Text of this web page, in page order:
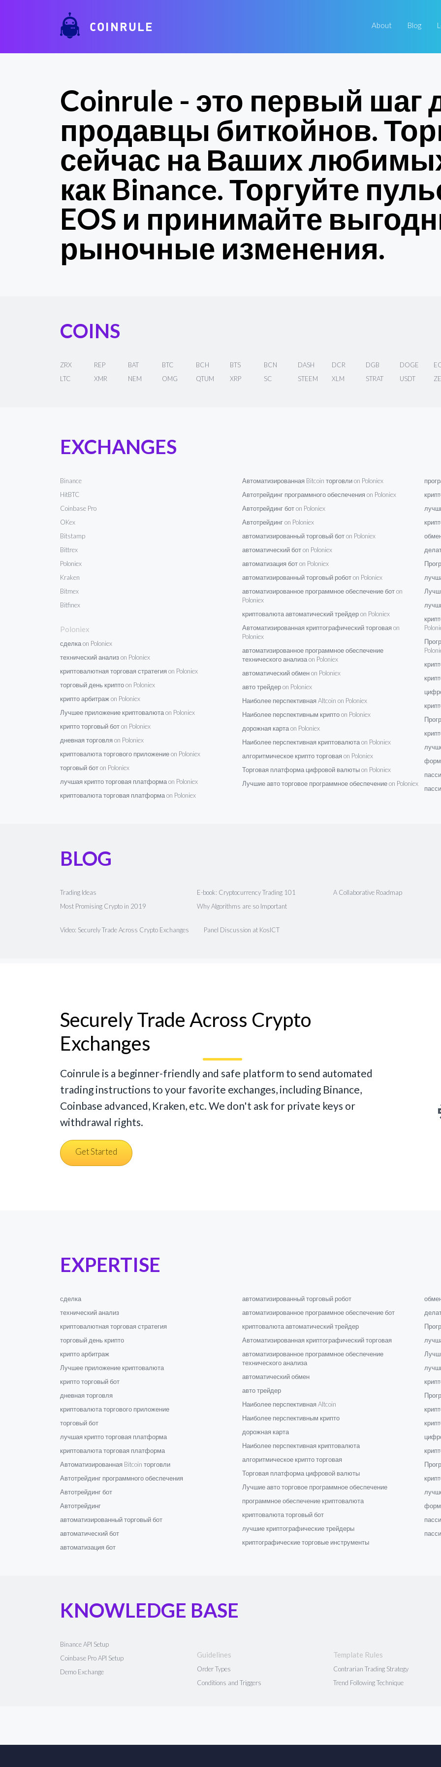
COINRULE About Blog
Coinrule - это первый шаг
продавцы биткойнов.
сейчас на Ваших
как Binance. Торгуйте
EOS и принимайте
рыночные изменения.
EXCHANGES
Binance
HitBTC
Coinbase Pro
OKex
Bitstamp
Bittrex
Poloniex
Kraken
Bitmex
Bitfinex
Poloniex
сделка on Poloniex
технический анализ on Poloniex
криптовалютная торговая стратегия on Poloniex
торговый день крипто on Poloniex
крипто арбитраж on Poloniex
Лучшее приложение криптовалюта on Poloniex
крипто торговый бот on Poloniex
дневная торговля on Poloniex
криптовалюта торгового приложение on Poloniex
торговый бот on Poloniex
лучшая крипто торговая платформа on Poloniex
криптовалюта торговая платформа on Poloniex
Автоматизированная Bitcoin торговли on Poloniex
Автотрейдинг программного обеспечения on Poloniex
Автотрейдинг бот on Poloniex
Автотрейдинг on Poloniex
автоматизированный торговый бот on Poloniex
автоматический бот on Poloniex
автоматизация бот on Poloniex
автоматизированный торговый робот on Poloniex
автоматизированное программное обеспечение бот on
Poloniex
криптовалюта автоматический трейдер on Poloniex
Автоматизированная криптографический торговая on
Poloniex
автоматизированное программное обеспечение
технического анализа on Poloniex
автоматический обмен on Poloniex
авто трейдер on Poloniex
Наиболее перспективная Altcoin on Poloniex
Наиболее перспективным крипто on Poloniex
дорожная карта on Poloniex
Наиболее перспективная криптовалюта on Poloniex
алгоритмическое крипто торговая on Poloniex
Торговая платформа цифровой валюты on Poloniex
Лучшие авто торговое программное обеспечение on Poloniex
COINS
ZRX REP BAT BTC BCH BTS BCN DASH DCR DGB DOGE
LTC
XMR NEM OMG QTUM XRP SC STEEM XLM STRAT USDT
EXPERTISE
сделка
технический анализ
криптовалютная торговая стратегия
торговый день крипто
крипто арбитраж
Лучшее приложение криптовалюта
крипто торговый бот
дневная торговля
криптовалюта торгового приложение
торговый бот
лучшая крипто торговая платформа
криптовалюта торговая платформа
Автоматизированная Bitcoin торговли
Автотрейдинг программного обеспечения
Автотрейдинг бот
Автотрейдинг
автоматизированный торговый бот
автоматический бот
автоматизация бот
автоматизированный торговый робот
автоматизированное программное обеспечение бот
криптовалюта автоматический трейдер
Автоматизированная криптографический торговая
автоматизированное программное обеспечение
технического анализа
автоматический обмен
авто трейдер
Наиболее перспективная Altcoin
Наиболее перспективным крипто
дорожная карта
Наиболее перспективная криптовалюта
алгоритмическое крипто торговая
Торговая платформа цифровой валюты
Лучшие авто торговое программное обеспечение
программное обеспечение криптовалюта
криптовалюта торговый бот
лучшие криптографические трейдеры
криптографические торговые инструменты
KNOWLEDGE BASE
Binance API Setup
Coinbase Pro API Setup
Demo Exchange
Guidelines
Order Types
Conditions and Triggers
Template Rules
Contrarian Trading Strategy
Trend Following Technique
BLOG
Trading Ideas
Most Promising Crypto in 2019
E-book: Cryptocurrency Trading 101
Why Algorithms are so Important
A Collaborative Roadmap
Video: Securely Trade Across Crypto Exchanges Panel Discussion at KosICT
Securely Trade Across Crypto
Exchanges
Coinrule is a beginner-friendly and safe platform to send automated
trading instructions to your favorite exchanges, including Binance,
Coinbase advanced, Kraken, etc. We don't ask for private keys or
withdrawal rights.
Get Started